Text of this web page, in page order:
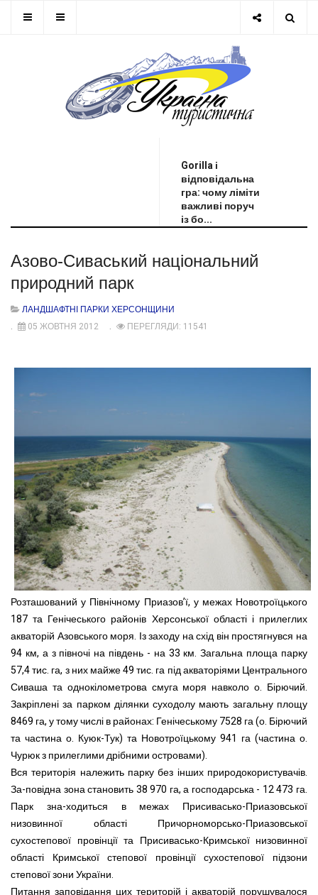
Gorilla і
відповідальна
гра: чому ліміти
важливі поруч
із бо...
Азово-Сиваський національний
природний парк
ЛАНДШАФТНІ ПАРКИ ХЕРСОНЩИНИ
05 ЖОВТНЯ 2012
ПЕРЕГЛЯДИ: 11541
Розташований у Північному Приазов’ї, у межах Новотроїцького
187 та Генічеського районів Херсонської області і прилеглих
акваторій Азовського моря. Із заходу на схід він простягнувся на
94 км, а з півночі на південь - на 33 км. Загальна площа парку
57,4 тис. га, з них майже 49 тис. га під акваторіями Центрального
Сиваша та однокілометрова смуга моря навколо о. Бірючий.
Закріплені за парком ділянки суходолу мають загальну площу
8469 га, у тому числі в районах: Генічеському 7528 га (о. Бірючий
та частина о. Куюк-Тук) та Новотроїцькому 941 га (частина о.
Чурюк з прилеглими дрібними островами).
Вся територія належить парку без інших природокористувачів.
За-повідна зона становить 38 970 га, а господарська - 12 473 га.
Парк зна-ходиться в межах Присивасько-Приазовської
низовинної області Причорноморсько-Приазовської
сухостепової провінції та Присивасько-Кримської низовинної
області Кримської степової провінції сухостепової підзони
степової зони України.
Питання заповідання цих територій і акваторій порушувалося